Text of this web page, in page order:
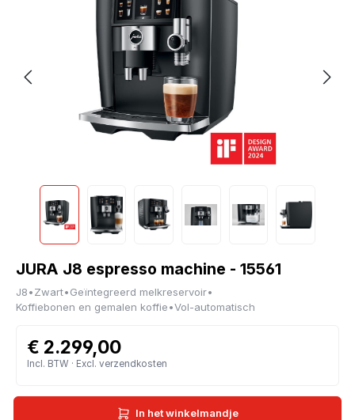
JURA J8 espresso machine - 15561
J8•Zwart•Geïntegreerd melkreservoir•
Koffiebonen en gemalen koffie•Vol-automatisch
€ 2.299,00
Incl. BTW · Excl. verzendkosten
In het winkelmandje